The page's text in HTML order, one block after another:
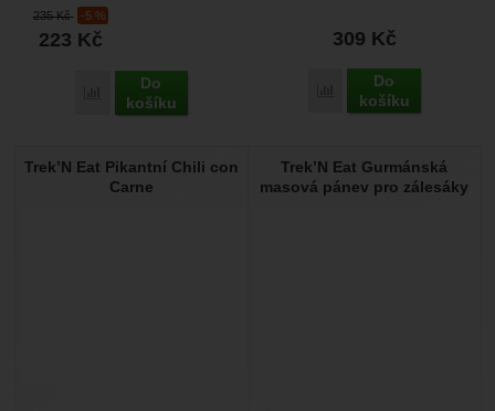
235Kč -5 %
223 Kč
Přidat 'Trek’N Eat Míchaná vejce na šťavnaté cibulce' k
Do
košíku
nebo expedice....
309 Kč
Přidat 'Trek’N Eat
Do
košíku
Trek’N Eat Pikantní Chili con
Carne
Trek’N Eat Gurmánská
masová pánev pro zálesáky